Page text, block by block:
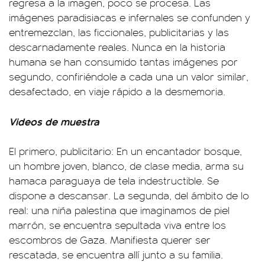
imágenes paradisiacas e infernales se confunden y
entremezclan, las ficcionales, publicitarias y las
descarnadamente reales. Nunca en la historia
humana se han consumido tantas imágenes por
segundo, confiriéndole a cada una un valor similar,
desafectado, en viaje rápido a la desmemoria.
Videos de muestra
El primero, publicitario: En un encantador bosque,
un hombre joven, blanco, de clase media, arma su
hamaca paraguaya de tela indestructible. Se
dispone a descansar. La segunda, del ámbito de lo
real: una niña palestina que imaginamos de piel
marrón, se encuentra sepultada viva entre los
escombros de Gaza. Manifiesta querer ser
rescatada, se encuentra allí junto a su familia.